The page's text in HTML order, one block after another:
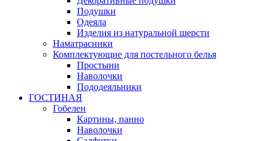
Подушки
Одеяла
Изделия из натуральной шерсти
Наматраcники
Комплектующие для постельного белья
Простыни
Наволочки
Пододеяльники
ГОСТИНАЯ
Гобелен
Картины, панно
Наволочки